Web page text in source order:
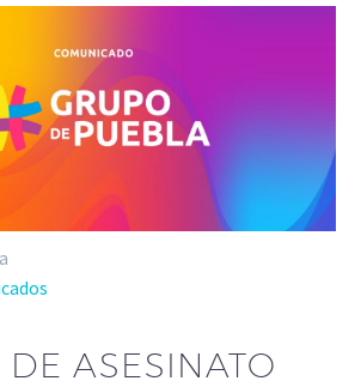
ASESINATO